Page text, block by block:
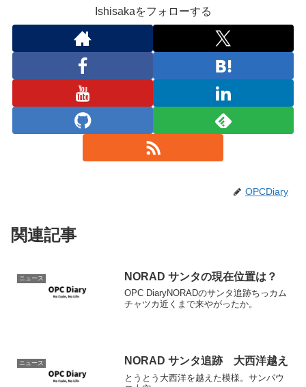
Ishisakaをフォローする
OPCDiary
関連記事
ニュース NORAD サンタの現在位置は？
OPC DiaryNORADのサンタ追跡ちっカム
チャツカ近くまで来やがったか。
ニュース NORAD サンタ追跡 大西洋越え
とうとう大西洋を越えた模様。サンパウ